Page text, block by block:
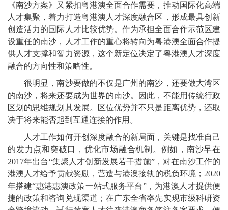
《南沙方案》又紧扣粤港澳全面合作需要，推动国际化高端
人才集聚，着力打造粤港澳人才深度融合区，形成最具创新
创造活力的国际人才比较优势。作为承担全面合作示范区建
设重任的南沙，人才工作的重心将转向为粤港澳全面合作提
供人才支撑和智力资源，这个新定位决定了粤港澳人才深度
融合的方向性和策略性。
很明显，南沙要做的不仅是广州的南沙，还要做大湾区
的南沙，将来还要成为世界的南沙。因此，不能用传统行政
区划的思维规划其发展。区位优势并不只是距离优势，还取
决于将来能否起到互通连接的作用。
人才工作如何开创深度融合的新局面，关键是找准自己
的发力点和突破口，优化市场融合机制。例如，南沙早在
2017年出台“集聚人才创新发展若干措施”，对在南沙工作的
港澳人才给予贡献奖励，营造与港澳接轨的税负环境；2020
年搭建“惠港惠澳政策一站式服务平台”，为港澳人才提供便
捷的政策和咨询兑现渠道；在广东全省率先实现市级科研资